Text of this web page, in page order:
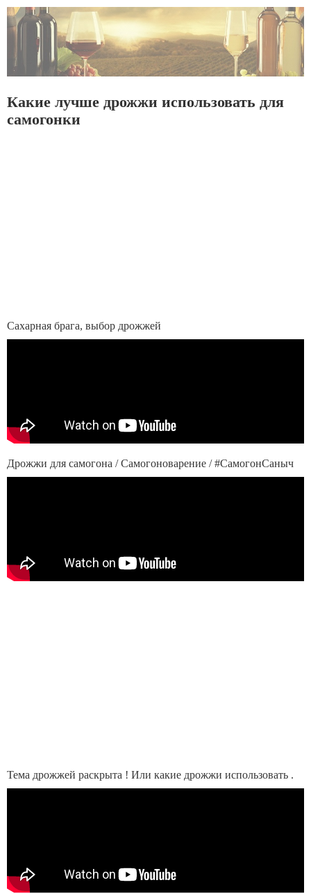
Какие лучше дрожжи использовать для
самогонки
Сахарная брага, выбор дрожжей
Дрожжи для самогона / Самогоноварение / #СамогонСаныч
Тема дрожжей раскрыта ! Или какие дрожжи использовать .